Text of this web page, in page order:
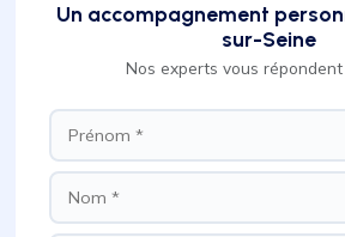
Un accompagnement
sur-Seine
Nos experts vous répondent